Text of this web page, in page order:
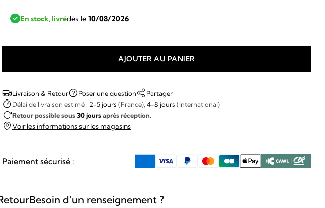
En stock, livrédès le 10/08/2026
Alpina
-
HERITAGE
AUTOMATIC
AJOUTER AU PANIER
Livraison & Retour Poser une question
Partager
Délai de livraison estimé : 2-5 jours (France), 4-8 jours (International)
Retour possible sous30 joursaprès réception.
Voir les informations sur les magasins
Paiement sécurisé :
Besoin d’un renseignement ?